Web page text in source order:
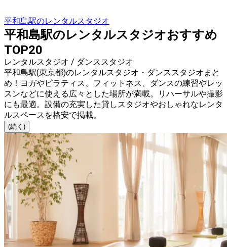
平和島駅のレンタルスタジオ
平和島駅のレンタルスタジオおすすめ
TOP20
レンタルスタジオ / ダンススタジオ
平和島駅(東京都)のレンタルスタジオ・ダンススタジオまと
め！ヨガやピラティス、フィットネス、ダンスの練習やレッ
スンなどに使える広々とした場所が満載。リハーサルや撮影
にも最適。設備の充実した貸しスタジオやおしゃれなレンタ
ルスペースを格安で掲載。
(続く)